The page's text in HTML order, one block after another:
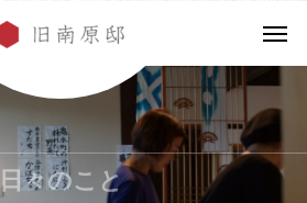
日々のこと